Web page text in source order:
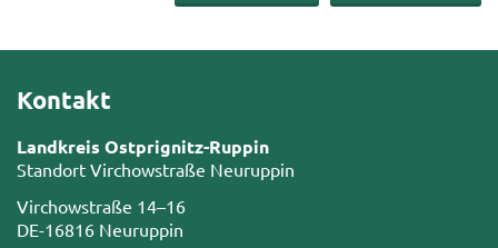
Kontakt
Landkreis Ostprignitz-Ruppin
Standort Virchowstraße Neuruppin
Virchowstraße 14–16
DE-16816 Neuruppin